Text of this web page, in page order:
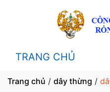
TRANG CHỦ
Trang chủ / dây thừng /